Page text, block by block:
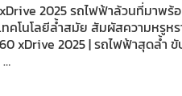
2025 รถไฟฟ้าล้วนที่มาพร้
คโนโลยีล้ำสมัย สัมผัสความหรูห
xDrive 2025 | รถไฟฟ้าสุดล้ำ